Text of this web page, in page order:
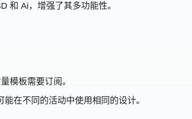
和 Ai，增强了其多功能性。
模板需要订阅。
在不同的活动中使用相同的设计。